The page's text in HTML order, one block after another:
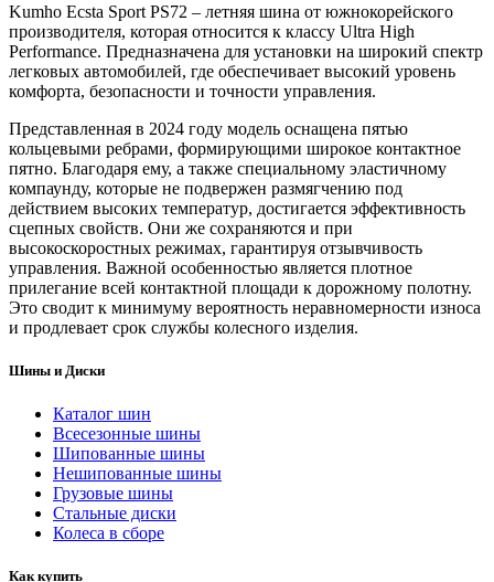
Kumho Ecsta Sport PS72 – летняя шина от южнокорейского
производителя, которая относится к классу Ultra High
Performance. Предназначена для установки на широкий спектр
легковых автомобилей, где обеспечивает высокий уровень
комфорта, безопасности и точности управления.
Представленная в 2024 году модель оснащена пятью
кольцевыми ребрами, формирующими широкое контактное
пятно. Благодаря ему, а также специальному эластичному
компаунду, которые не подвержен размягчению под
действием высоких температур, достигается эффективность
сцепных свойств. Они же сохраняются и при
высокоскоростных режимах, гарантируя отзывчивость
управления. Важной особенностью является плотное
прилегание всей контактной площади к дорожному полотну.
Это сводит к минимуму вероятность неравномерности износа
и продлевает срок службы колесного изделия.
Шины и Диски
Каталог шин
Всесезонные шины
Шипованные шины
Нешипованные шины
Грузовые шины
Стальные диски
Колеса в сборе
Как купить